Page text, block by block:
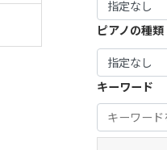
京区 (1
0)
| …
区・板
橋区 (1
| …
区・
田原
市・町
田市
大和
市・
市
坂戸
市・
生市
| … 比
郡・
間郡・
入間
市・
市・
市・習
志野
市・流
山市
7)
| …
市・
市 (9)
| … 豊
市・
田市 ・
高槻
市・
木市
5)
宝塚
市 (7)
| … 姫
市・
石市・
伊丹
市
| … 向
市・
綾部
市・
津市・
南丹
市・
丹後
原市・
生駒
市・生
駒郡 (2
1)
| … 大
郡山
市・
ピアノの種類
キーワード